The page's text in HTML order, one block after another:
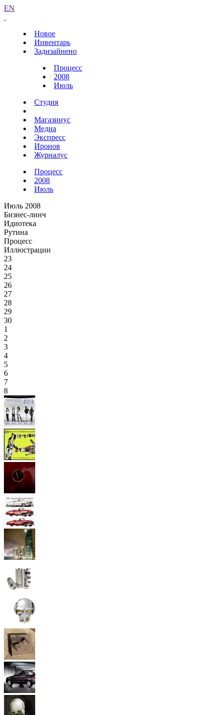
EN
Новое
Инвентарь
Задизайнено
Процесс
2008
Июль
Студия
Магазинус
Медиа
Экспресс
Иронов
Журналус
Процесс
2008
Июль
Июль 2008
Бизнес-линч
Идиотека
Рутина
Процесс
Иллюстрации
23
24
25
26
27
28
29
30
1
2
3
4
5
6
7
8